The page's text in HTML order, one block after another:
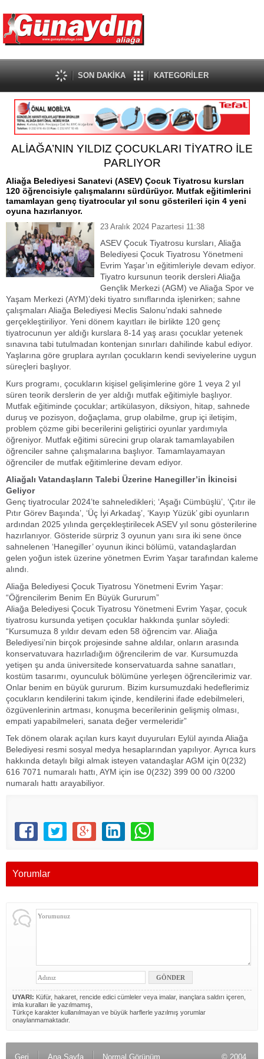
SON DAKİKA KATEGORİLER
ALİAĞA’NIN YILDIZ ÇOCUKLARI TİYATRO İLE
PARLIYOR
Aliağa Belediyesi Sanatevi (ASEV) Çocuk Tiyatrosu kursları
120 öğrencisiyle çalışmalarını sürdürüyor. Mutfak eğitimlerini
tamamlayan genç tiyatrocular yıl sonu gösterileri için 4 yeni
oyuna hazırlanıyor.
23 Aralık 2024 Pazartesi 11:38
ASEV Çocuk Tiyatrosu kursları, Aliağa
Belediyesi Çocuk Tiyatrosu Yönetmeni
Evrim Yaşar’ın eğitimleriyle devam ediyor.
Tiyatro kursunun teorik dersleri Aliağa
Gençlik Merkezi (AGM) ve Aliağa Spor ve
Yaşam Merkezi (AYM)’deki tiyatro sınıflarında işlenirken; sahne
çalışmaları Aliağa Belediyesi Meclis Salonu’ndaki sahnede
gerçekleştiriliyor. Yeni dönem kayıtları ile birlikte 120 genç
tiyatrocunun yer aldığı kurslara 8-14 yaş arası çocuklar yetenek
sınavına tabi tutulmadan kontenjan sınırları dahilinde kabul ediyor.
Yaşlarına göre gruplara ayrılan çocukların kendi seviyelerine uygun
süreçleri başlıyor.
Kurs programı, çocukların kişisel gelişimlerine göre 1 veya 2 yıl
süren teorik derslerin de yer aldığı mutfak eğitimiyle başlıyor.
Mutfak eğitiminde çocuklar; artikülasyon, diksiyon, hitap, sahnede
duruş ve pozisyon, doğaçlama, grup olabilme, grup içi iletişim,
problem çözme gibi becerilerini geliştirici oyunlar yardımıyla
öğreniyor. Mutfak eğitimi sürecini grup olarak tamamlayabilen
öğrenciler sahne çalışmalarına başlıyor. Tamamlayamayan
öğrenciler de mutfak eğitimlerine devam ediyor.
Aliağalı Vatandaşların Talebi Üzerine Hanegiller’in İkincisi
Geliyor
Genç tiyatrocular 2024’te sahneledikleri; ‘Aşağı Cümbüşlü’, ‘Çıtır ile
Pıtır Görev Başında’, ‘Üç İyi Arkadaş’, ‘Kayıp Yüzük’ gibi oyunların
ardından 2025 yılında gerçekleştirilecek ASEV yıl sonu gösterilerine
hazırlanıyor. Gösteride sürpriz 3 oyunun yanı sıra iki sene önce
sahnelenen ‘Hanegiller’ oyunun ikinci bölümü, vatandaşlardan
gelen yoğun istek üzerine yönetmen Evrim Yaşar tarafından kaleme
alındı.
Aliağa Belediyesi Çocuk Tiyatrosu Yönetmeni Evrim Yaşar:
“Öğrencilerim Benim En Büyük Gururum”
Aliağa Belediyesi Çocuk Tiyatrosu Yönetmeni Evrim Yaşar, çocuk
tiyatrosu kursunda yetişen çocuklar hakkında şunlar söyledi:
“Kursumuza 8 yıldır devam eden 58 öğrencim var. Aliağa
Belediyesi’nin birçok projesinde sahne aldılar, onların arasında
konservatuvara hazırladığım öğrencilerim de var. Kursumuzda
yetişen şu anda üniversitede konservatuarda sahne sanatları,
kostüm tasarımı, oyunculuk bölümüne yerleşen öğrencilerimiz var.
Onlar benim en büyük gururum. Bizim kursumuzdaki hedeflerimiz
çocukların kendilerini takım içinde, kendilerini ifade edebilmeleri,
özgüvenlerinin artması, konuşma becerilerinin gelişmiş olması,
empati yapabilmeleri, sanata değer vermeleridir”
Tek dönem olarak açılan kurs kayıt duyuruları Eylül ayında Aliağa
Belediyesi resmi sosyal medya hesaplarından yapılıyor. Ayrıca kurs
hakkında detaylı bilgi almak isteyen vatandaşlar AGM için 0(232)
616 7071 numaralı hattı, AYM için ise 0(232) 399 00 00 /3200
numaralı hattı arayabiliyor.
Yorumlar
UYARI: Küfür, hakaret, rencide edici cümleler veya imalar, inançlara saldırı içeren,
imla kuralları ile yazılmamış,
Türkçe karakter kullanılmayan ve büyük harflerle yazılmış yorumlar
onaylanmamaktadır.
Geri Ana Sayfa Normal Görünüm © 2004